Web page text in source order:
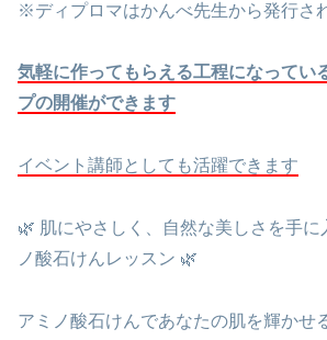
※ディプロマはかんべ先生から発行さ
気軽に作ってもらえる工程になってい
プの開催ができます
イベント講師としても活躍できます
🌿 肌にやさしく、自然な美しさを手に
ノ酸石けんレッスン 🌿
アミノ酸石けんであなたの肌を輝かせ